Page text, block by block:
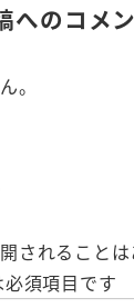
へのコメ
。
されることは
須項目です